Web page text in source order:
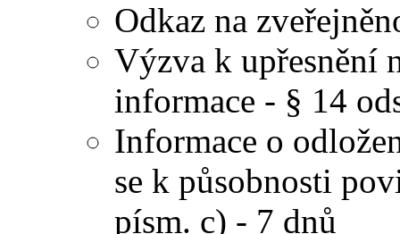
Odkaz na
Výzva k upřesnění
informace - § 14
Informace o
se k působnosti
písm. c) - 7 dnů